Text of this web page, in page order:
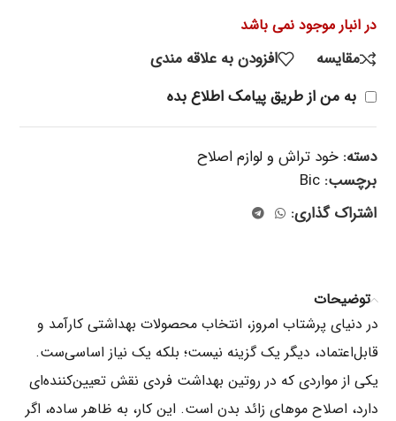
در انبار موجود نمی باشد
مقایسه
افزودن به علاقه مندی
به من از طریق پیامک اطلاع بده
دسته: خود تراش و لوازم اصلاح
برچسب: Bic
اشتراک گذاری:
توضیحات
در دنیای پرشتاب امروز، انتخاب محصولات بهداشتی کارآمد و
قابل‌اعتماد، دیگر یک گزینه نیست؛ بلکه یک نیاز اساسی‌ست.
یکی از مواردی که در روتین بهداشت فردی نقش تعیین‌کننده‌ای
دارد، اصلاح موهای زائد بدن است. این کار، به ظاهر ساده، اگر